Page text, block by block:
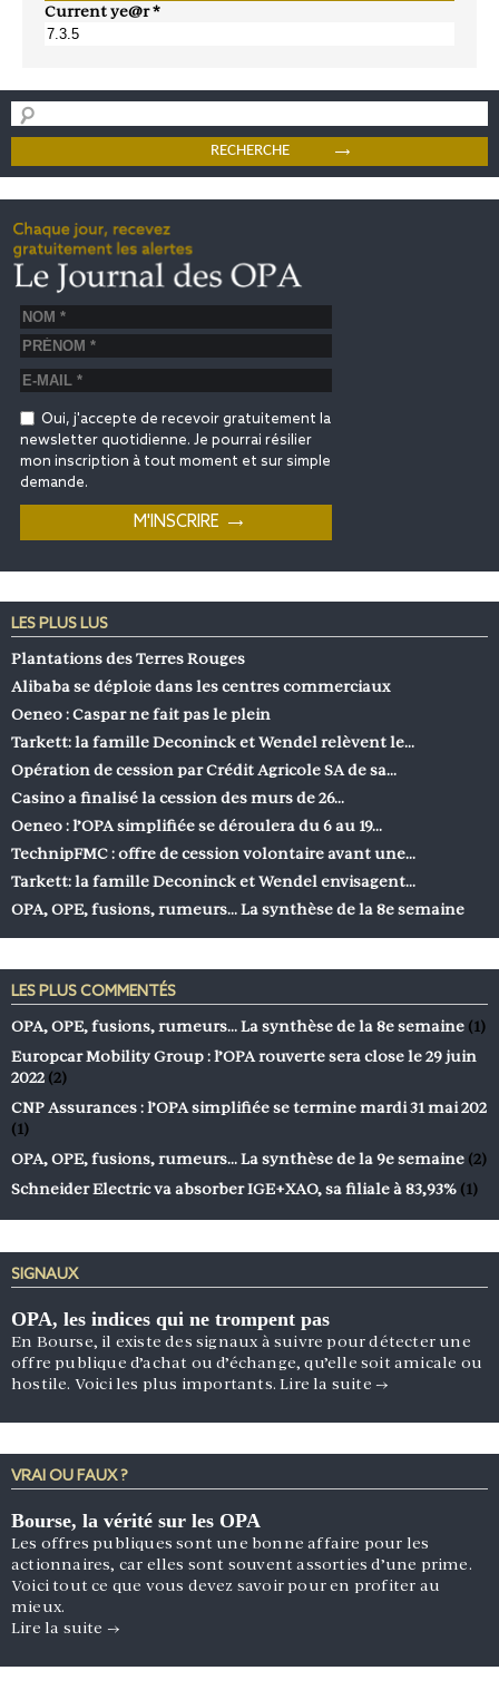
Current ye@r*
Oui, j'accepte de recevoir gratuitement la
newsletter quotidienne. Je pourrai résilier
mon inscription à tout moment et sur simple
demande.
LES PLUS LUS
Plantations des Terres Rouges
Alibaba se déploie dans les centres commerciaux
Oeneo : Caspar ne fait pas le plein
Tarkett: la famille Deconinck et Wendel relèvent le…
Opération de cession par Crédit Agricole SA de sa…
Casino a finalisé la cession des murs de 26…
Oeneo : l’OPA simplifiée se déroulera du 6 au 19…
TechnipFMC : offre de cession volontaire avant une…
Tarkett: la famille Deconinck et Wendel envisagent…
OPA, OPE, fusions, rumeurs… La synthèse de la 8e semaine
LES PLUS COMMENTÉS
OPA, OPE, fusions, rumeurs… La synthèse de la 8e semaine (1)
Europcar Mobility Group : l’OPA rouverte sera close le 29 juin
2022 (2)
CNP Assurances : l’OPA simplifiée se termine mardi 31 mai 202
(1)
OPA, OPE, fusions, rumeurs… La synthèse de la 9e semaine (2)
Schneider Electric va absorber IGE+XAO, sa filiale à 83,93% (1)
SIGNAUX
OPA, les indices qui ne trompent pas
En Bourse, il existe des signaux à suivre pour détecter une
offre publique d’achat ou d’échange, qu’elle soit amicale ou
hostile. Voici les plus importants.Lire la suite →
VRAI OU FAUX ?
Bourse, la vérité sur les OPA
Les offres publiques sont une bonne affaire pour les
actionnaires, car elles sont souvent assorties d’une prime.
Voici tout ce que vous devez savoir pour en profiter au
mieux.
Lire la suite →